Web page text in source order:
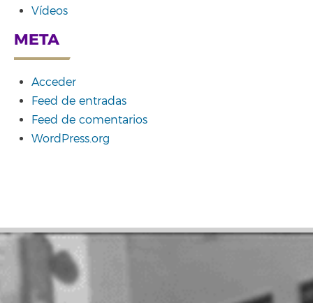
Vídeos
META
Acceder
Feed de entradas
Feed de comentarios
WordPress.org